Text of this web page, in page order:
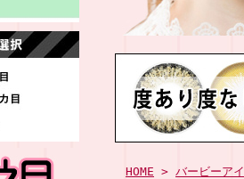
HOME > バービーアイ